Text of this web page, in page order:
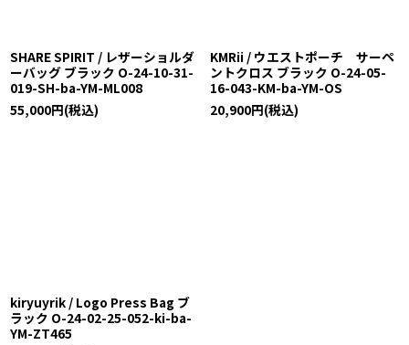
SHARE SPIRIT / レザーショルダ
ーバッグ ブラック O-24-10-31-
019-SH-ba-YM-ML008
55,000円(税込)
KMRii / ウエストポーチ サーペ
ントクロス ブラック O-24-05-
16-043-KM-ba-YM-OS
20,900円(税込)
kiryuyrik / Logo Press Bag ブ
ラック O-24-02-25-052-ki-ba-
YM-ZT465